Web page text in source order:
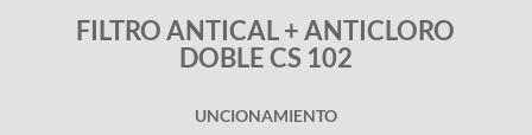
FILTRO ANTICAL + ANTICLORO
DOBLE CS 102
UNCIONAMIENTO